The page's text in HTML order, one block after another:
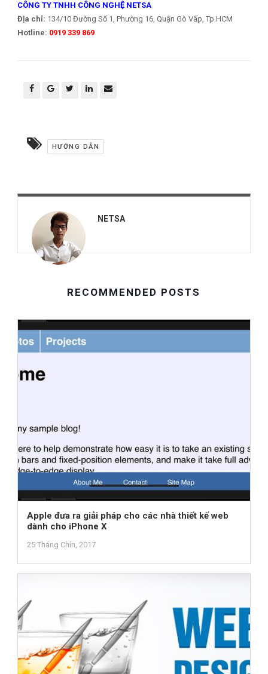
CÔNG TY TNHH CÔNG NGHỆ NETSA
Địa chỉ: 134/10 Đường Số 1, Phường 16, Quận Gò Vấp, Tp.HCM
Hotline: 0919 339 869
HƯỚNG DẪN
NETSA
RECOMMENDED POSTS
Apple đưa ra giải pháp cho các nhà thiết kế web
dành cho iPhone X
25 Tháng Chín, 2017